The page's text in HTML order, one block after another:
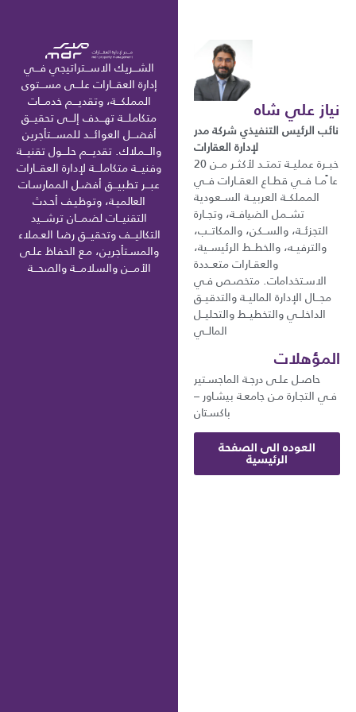
نياز علي شاه
نائب الرئيس التنفيذي شركة مدر
لإدارة العقارات
خبــرة عمليــة تمتــد لأكثــر مــن 20
عا ًمــا فــي قطــاع العقــارات فــي
المملكــة العربيــة الســعودية
تشــمل الضيافــة، وتجــارة
التجزئــة، والســكن، والمكاتــب،
والترفيــه، والخطــط الرئيســية،
والعقــارات متعــددة
الاسـتخدامات. متخصـص فـي
مجـــال الإدارة الماليــة والتدقيــق
الداخلــي والتخطيــط والتحليــل
المالــي
المؤهلات
حاصـل علـى درجـة الماجسـتير
فـي التجـارة مـن جامعـة بيشـاور –
باكسـتان
العوده الى الصفحة
الرئيسية
الشـــريك الاســـتراتيجي فـــي
إدارة العقـــارات علـــى مســـتوى
المملكـــة، وتقديـــم خدمـــات
متكاملـــة تهـــدف إلـــى تحقيـــق
أفضـــل العوائـــد للمســـتأجرين
والـــملاك. تقديـــم حلـــول تقنيـــة
وفنيـــة متكاملـــة لإدارة العقـــارات
عبـــر تطبيـــق أفضـل الممارسـات
العالميـة، وتوظيـف أحـدث
التقنيـــات لضمـــان ترشـــيد
التكاليـــف وتحقيـــق رضـا العـملاء
والمسـتأجرين، مـع الحفـاظ علـى
الأمـــن والسلامـــة والصحـــة